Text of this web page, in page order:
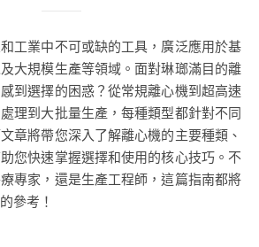
和工業中不可或缺的工具，廣泛應用於基
大規模生產等領域。面對琳瑯滿目的離
到選擇的困惑？從常規離心機到超高速
理到大批量生產，每種類型都針對不同
章將帶您深入了解離心機的主要種類、
您快速掌握選擇和使用的核心技巧。不
專家，還是生產工程師，這篇指南都將
參考！